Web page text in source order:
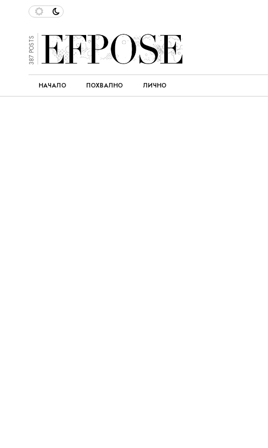
387 POSTS
НАЧАЛО ПОХВАЛНО ЛИЧНО